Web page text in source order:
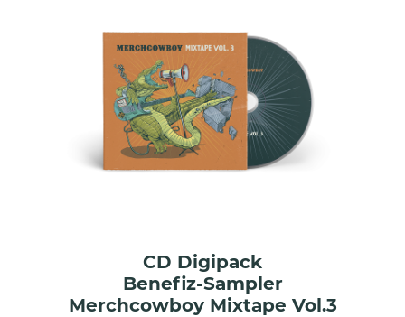
CD Digipack
Benefiz-Sampler
Merchcowboy Mixtape Vol.3